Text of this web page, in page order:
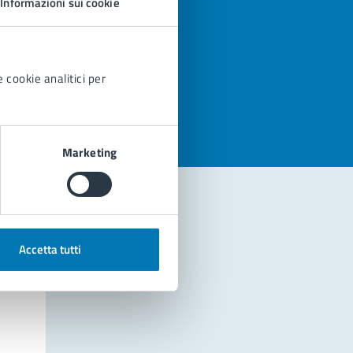
cookie analitici per
Marketing
Accetta tutti